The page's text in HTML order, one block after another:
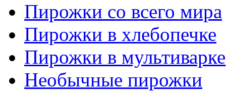
Пирожки со всего мира
Пирожки в хлебопечке
Пирожки в мультиварке
Необычные пирожки